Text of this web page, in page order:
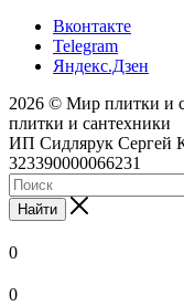
Вконтакте
Telegram
Яндекс.Дзен
2026 © Мир плитки и
плитки и сантехники
ИП Сидлярук Сергей
323390000066231
Найти
0
0